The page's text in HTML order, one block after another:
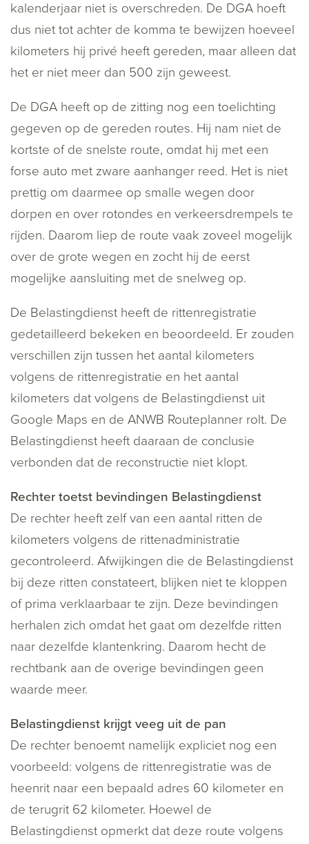
kalenderjaar niet is overschreden. De DGA hoeft
dus niet tot achter de komma te bewijzen hoeveel
kilometers hij privé heeft gereden, maar alleen dat
het er niet meer dan 500 zijn geweest.
De DGA heeft op de zitting nog een toelichting
gegeven op de gereden routes. Hij nam niet de
kortste of de snelste route, omdat hij met een
forse auto met zware aanhanger reed. Het is niet
prettig om daarmee op smalle wegen door
dorpen en over rotondes en verkeersdrempels te
rijden. Daarom liep de route vaak zoveel mogelijk
over de grote wegen en zocht hij de eerst
mogelijke aansluiting met de snelweg op.
De Belastingdienst heeft de rittenregistratie
gedetailleerd bekeken en beoordeeld. Er zouden
verschillen zijn tussen het aantal kilometers
volgens de rittenregistratie en het aantal
kilometers dat volgens de Belastingdienst uit
Google Maps en de ANWB Routeplanner rolt. De
Belastingdienst heeft daaraan de conclusie
verbonden dat de reconstructie niet klopt.
Rechter toetst bevindingen Belastingdienst
De rechter heeft zelf van een aantal ritten de
kilometers volgens de rittenadministratie
gecontroleerd. Afwijkingen die de Belastingdienst
bij deze ritten constateert, blijken niet te kloppen
of prima verklaarbaar te zijn. Deze bevindingen
herhalen zich omdat het gaat om dezelfde ritten
naar dezelfde klantenkring. Daarom hecht de
rechtbank aan de overige bevindingen geen
waarde meer.
Belastingdienst krijgt veeg uit de pan
De rechter benoemt namelijk expliciet nog een
voorbeeld: volgens de rittenregistratie was de
heenrit naar een bepaald adres 60 kilometer en
de terugrit 62 kilometer. Hoewel de
Belastingdienst opmerkt dat deze route volgens